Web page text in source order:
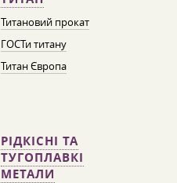
Титановий прокат
ГОСТи титану
Титан Європа
РІДКІСНІ ТА
ТУГОПЛАВКІ
МЕТАЛИ